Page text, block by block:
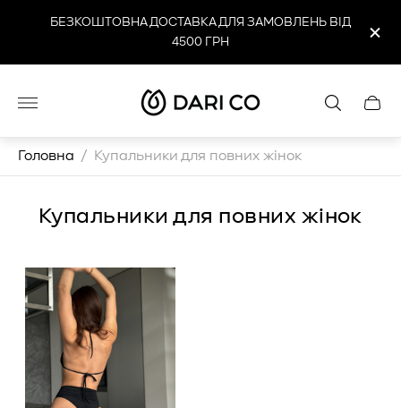
БЕЗКОШТОВНА ДОСТАВКА ДЛЯ ЗАМОВЛЕНЬ ВІД
4500 ГРН
Логотип
магазину"
Cart
Головна / Купальники для повних жінок
Купальники для повних жінок